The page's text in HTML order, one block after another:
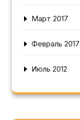
Март 2017
Февраль 2017
Июль 2012